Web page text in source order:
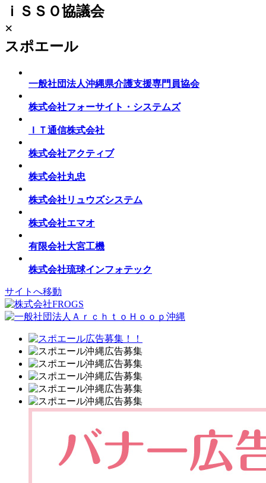
ｉＳＳＯ協議会
×
スポエール
一般社団法人沖縄県介護支援専門員協会
株式会社フォーサイト・システムズ
ＩＴ通信株式会社
株式会社アクティブ
株式会社丸忠
株式会社リュウズシステム
株式会社エマオ
有限会社大宮工機
株式会社琉球インフォテック
サイトへ移動